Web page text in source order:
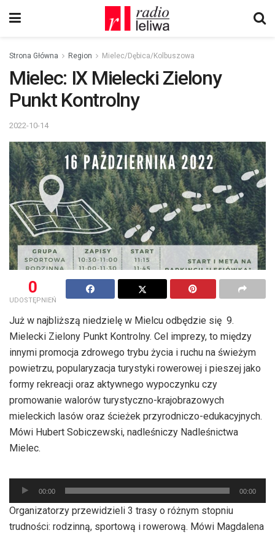
Strona Główna Region Mielec/Dębica/Kolbuszowa
Mielec: IX Mielecki Zielony
Punkt Kontrolny
2022-10-14
0
UDOSTĘPNIEŃ
Już w najbliższą niedzielę w Mielcu odbędzie się 9.
Mielecki Zielony Punkt Kontrolny. Cel imprezy, to między
innymi promocja zdrowego trybu życia i ruchu na świeżym
powietrzu, popularyzacja turystyki rowerowej i pieszej jako
formy rekreacji oraz aktywnego wypoczynku czy
promowanie walorów turystyczno-krajobrazowych
mieleckich lasów oraz ścieżek przyrodniczo-edukacyjnych.
Mówi Hubert Sobiczewski, nadleśniczy Nadleśnictwa
Mielec.
Odtwarzacz
plików
dźwiękowych
00:00 00:00
Organizatorzy przewidzieli 3 trasy o różnym stopniu
trudności: rodzinną, sportową i rowerową. Mówi Magdalena